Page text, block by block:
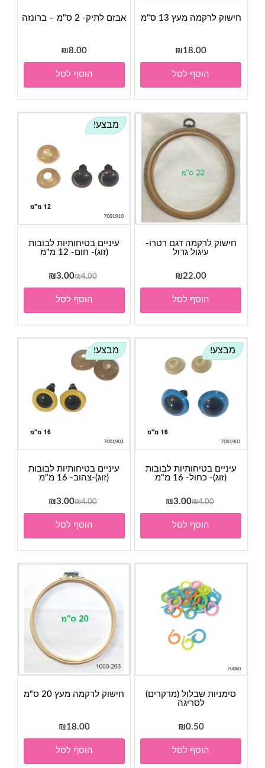
חישוק לרקמה מעץ 13 ס"מ
₪18.00
הוסף לסל
אבזם לתיק- 2 ס"מ – ברונזה
₪8.00
הוסף לסל
חישוק לרקמה דגם רטרו-
עיגול גדול
₪22.00
הוסף לסל
מבצע!
עיניים בטיחותיות לבובות
(זוג)- חום- 12 מ"מ
₪4.00
המחיר
המקורי
היה:
₪4.00.
₪3.00
המחיר
הנוכחי
₪3.00.
הוסף לסל
מבצע!
עיניים בטיחותיות לבובות
(זוג)- כחול- 16 מ"מ
₪4.00
המחיר
המקורי
היה:
₪4.00.
₪3.00
הנוכחי
₪3.00.
הוסף לסל
מבצע!
עיניים בטיחותיות לבובות
(זוג)-צהוב- 16 מ"מ
₪4.00
המחיר
המקורי
היה:
₪4.00.
₪3.00
המחיר
הנוכחי
₪3.00.
הוסף לסל
סימניות שבלול (מרקרים)
לסריגה
₪0.50
הוסף לסל
חישוק לרקמה מעץ 20 ס"מ
₪18.00
הוסף לסל